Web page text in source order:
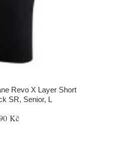
Revo X Layer Short
SR, Senior, L
Kč